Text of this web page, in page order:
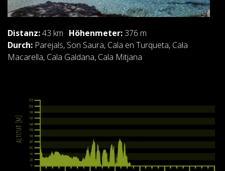
Distanz:43 km · Höhenmeter: 376 m
Durch: Parejals, Son Saura, Cala en Turqueta, Cala
Macarella, Cala Galdana, Cala Mitjana